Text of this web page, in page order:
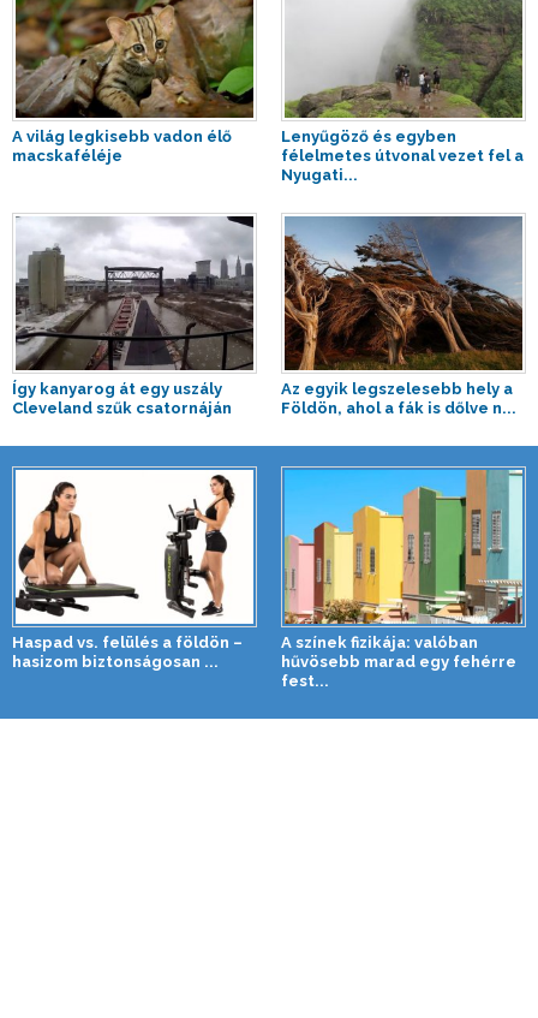
A világ legkisebb vadon élő
macskaféléje
Lenyűgöző és egyben
félelmetes útvonal vezet fel a
Nyugati...
Így kanyarog át egy uszály
Cleveland szűk csatornáján
Az egyik legszelesebb hely a
Földön, ahol a fák is dőlve n...
Haspad vs. felülés a földön –
hasizom biztonságosan ...
A színek fizikája: valóban
hűvösebb marad egy fehérre
fest...